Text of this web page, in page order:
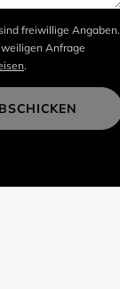
freiwillige Angaben.
Anfrage
.